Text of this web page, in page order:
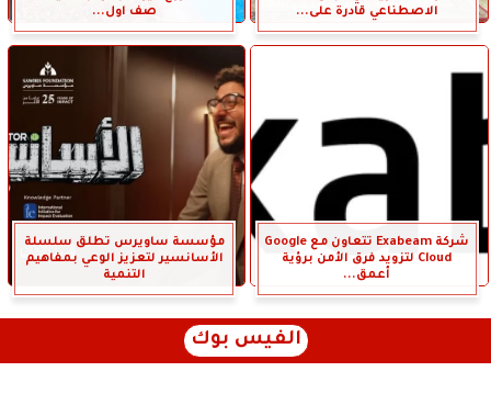
الاصطناعي قادرة على...
صف اول...
شركة Exabeam تتعاون مع Google
Cloud لتزويد فرق الأمن برؤية
أعمق...
مؤسسة ساويرس تطلق سلسلة
الأسانسير لتعزيز الوعي بمفاهيم
التنمية
الفيس بوك